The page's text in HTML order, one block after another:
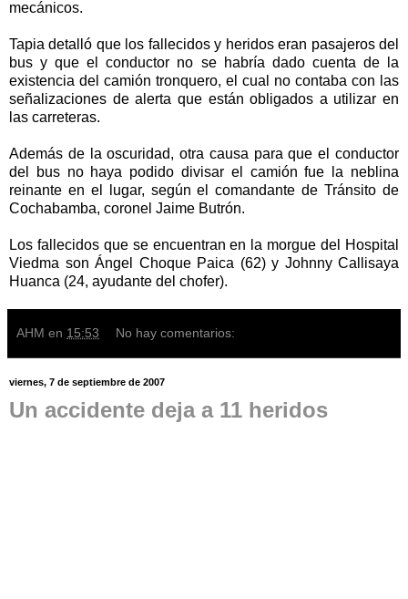
mecánicos.
Tapia detalló que los fallecidos y heridos eran pasajeros del
bus y que el conductor no se habría dado cuenta de la
existencia del camión tronquero, el cual no contaba con las
señalizaciones de alerta que están obligados a utilizar en
las carreteras.
Además de la oscuridad, otra causa para que el conductor
del bus no haya podido divisar el camión fue la neblina
reinante en el lugar, según el comandante de Tránsito de
Cochabamba, coronel Jaime Butrón.
Los fallecidos que se encuentran en la morgue del Hospital
Viedma son Ángel Choque Paica (62) y Johnny Callisaya
Huanca (24, ayudante del chofer).
AHM en 15:53 No hay comentarios:
viernes, 7 de septiembre de 2007
Un accidente deja a 11 heridos